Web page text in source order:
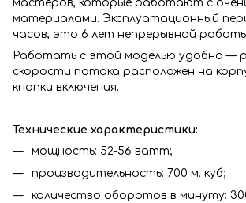
мастеров, которые работают с
материалами. Эксплуатационный
часов, это 6 лет непрерывной
Работать с этой моделью удобно —
скорости потока расположен на
кнопки включения.
Технические характеристики:
мощность: 52-56 ватт;
производительность: 700 м. куб;
количество оборотов в минуту: